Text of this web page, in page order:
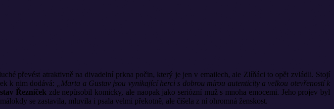
převést atraktivně na divadelní prkna počin, který je jen v emailech, ale Zlíňáci to opět zvládli. Stojí
k nim dodává:
„Marta a Gustav jsou vynikající herci s dobrou mírou autenticity a velkou otevřeností k
Řezníček zde nepůsobil komicky, ale naopak jako seriózní muž s mnoha emocemi. Jeho projev byl
se zastavila, mluvila i psala velmi překotně, ale čišela z ní ohromná ženskost.